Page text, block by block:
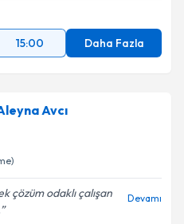
15:00 Daha Fazla
Avcı
çözüm odaklı çalışan
Devamı